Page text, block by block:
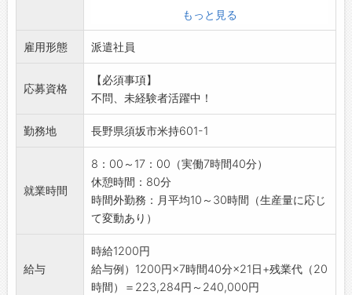
◆給与前払い制度あり！
簡単申請！簡単受取！日払い即日払い対応！
☆----------------------------------------
☆
即日対応!!フォロー体制もバッチリ
登録はご自宅からお電話で可能です◎
☆----------------------------------------
☆
◆職場見学可能！自分が働くイメージができま
す。
みなさまのご応募を心よりお待ちしております
＾＾
・グラインダーを用いたバリ取り作業
・外観目視確認
・生産数の報告
【おすすめポイント♪】
■未経験者歓迎！
・新しいことにチャレンジしたい方歓迎♪
・モクモク・コツコツ作業が中心！集中して取
り組める環境
・入社から1日目は安全教育や研修を行います
・その後、先輩社員に教えてもらいながら徐々
に慣れていってください。
【こんな方におすすめ♪】
モノづくりに興味がある方
コツコツ・モクモク作業が好きな方
未経験から製造のお仕事にチャレンジしたい方
もっと見る
雇用形態 派遣社員
応募資格
【必須事項】
不問、未経験者活躍中！
勤務地 長野県須坂市米持601-1
就業時間
8：00～17：00（実働7時間40分）
休憩時間：80分
時間外勤務：月平均10～30時間（生産量に応じ
て変動あり）
給与
時給1200円
給与例）1200円×7時間40分×21日+残業代（20
時間）＝223,284円～240,000円